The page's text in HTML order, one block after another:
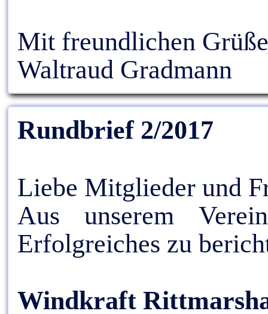
Mit freundlichen
Waltraud Gradmann
Rundbrief 2/2017
Liebe Mitglieder und
Aus unserem
Erfolgreiches zu
Windkraft